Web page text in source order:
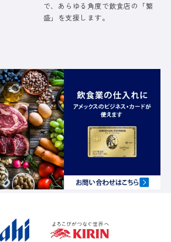
で、あらゆる角度で飲食店の「繁
盛」を支援します。